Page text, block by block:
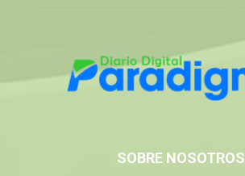
SOBRE NOSOTROS